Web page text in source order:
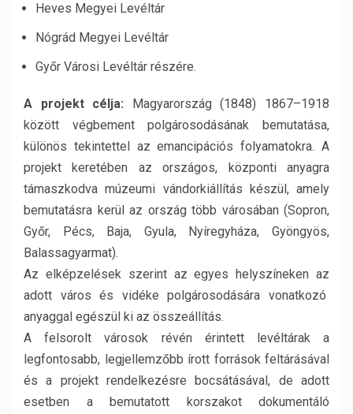
Heves Megyei Levéltár
Nógrád Megyei Levéltár
Győr Városi Levéltár részére.
A projekt célja: Magyarország (1848) 1867–1918
között végbement polgárosodásának bemutatása,
különös tekintettel az emancipációs folyamatokra. A
projekt keretében az országos, központi anyagra
támaszkodva múzeumi vándorkiállítás készül, amely
bemutatásra kerül az ország több városában (Sopron,
Győr, Pécs, Baja, Gyula, Nyíregyháza, Gyöngyös,
Balassagyarmat).
Az elképzelések szerint az egyes helyszíneken az
adott város és vidéke polgárosodására vonatkozó
anyaggal egészül ki az összeállítás.
A felsorolt városok révén érintett levéltárak a
legfontosabb, legjellemzőbb írott források feltárásával
és a projekt rendelkezésre bocsátásával, de adott
esetben a bemutatott korszakot dokumentáló